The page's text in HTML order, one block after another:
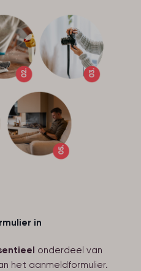
in
onderdeel van
het aanmeldformulier.